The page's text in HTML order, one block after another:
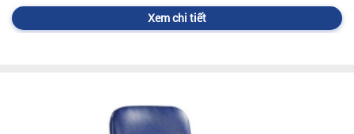
Xem chi tiết